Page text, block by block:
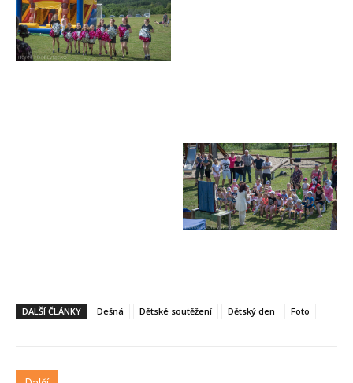
DALŠÍ ČLÁNKY Dešná Dětské soutěžení Dětský den Foto